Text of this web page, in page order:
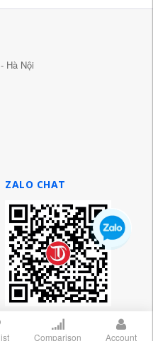
Hà Nội
ZALO CHAT
Comparison Account